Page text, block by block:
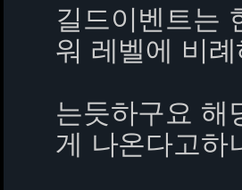
길드이벤트는
워 레벨에 비
는듯하구요 해
게 나온다고하